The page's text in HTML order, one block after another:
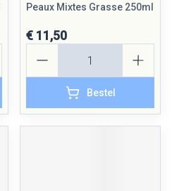
Peaux Mixtes Grasse 250ml
€ 11,50
Bestel